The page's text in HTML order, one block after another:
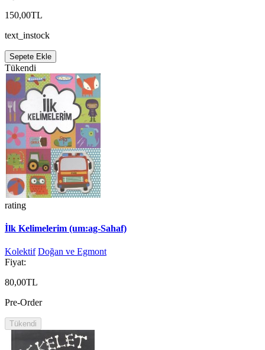
150,00TL
text_instock
Sepete Ekle
Tükendi
rating
İlk Kelimelerim (um:ag-Sahaf)
Kolektif Doğan ve Egmont
Fiyat:
80,00TL
Pre-Order
Tükendi